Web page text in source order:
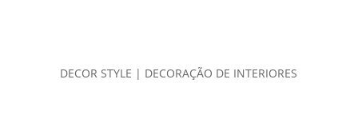
DECOR STYLE | DECORAÇÃO DE INTERIORES